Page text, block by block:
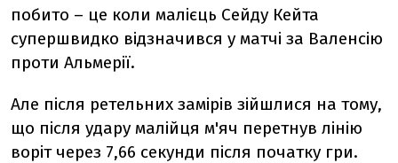
побито – це коли малієць Сейду Кейта
супершвидко відзначився у матчі за Валенсію
проти Альмерії.
Але після ретельних замірів зійшлися на тому,
що після удару малійця м'яч перетнув лінію
воріт через 7,66 секунди після початку гри.